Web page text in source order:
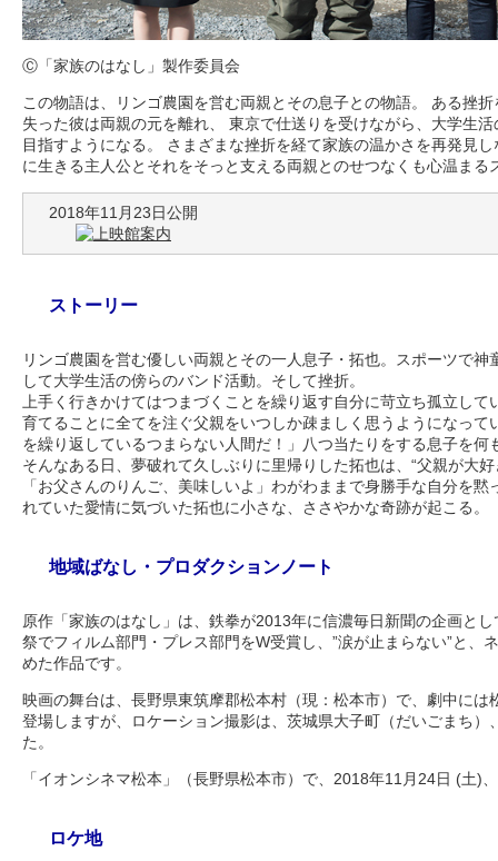
権・リンク｜ 映画のなかの建築｜ おいしい
Ⓒ「家族のはなし」製作委員会
この物語は、リンゴ農園を営む両親とその息子との物語。 ある挫
失った彼は両親の元を離れ、 東京で仕送りを受けながら、大学生
目指すようになる。 さまざまな挫折を経て家族の温かさを再発見
に生きる主人公とそれをそっと支える両親とのせつなくも心温まる
2018年11月23日公開
ストーリー
リンゴ農園を営む優しい両親とその一人息子・拓也。スポーツで
して大学生活の傍らのバンド活動。そして挫折。
上手く行きかけてはつまづくことを繰り返す自分に苛立ち孤立し
育てることに全てを注ぐ父親をいつしか疎ましく思うようになって
を繰り返しているつまらない人間だ！」八つ当たりをする息子を何
そんなある日、夢破れて久しぶりに里帰りした拓也は、“父親が大
「お父さんのりんご、美味しいよ」わがわままで身勝手な自分を
れていた愛情に気づいた拓也に小さな、ささやかな奇跡が起こる。
地域ばなし・プロダクションノート
原作「家族のはなし」は、鉄拳が2013年に信濃毎日新聞の企画と
祭でフィルム部門・プレス部門をW受賞し、”涙が止まらない”と、
めた作品です。
映画の舞台は、長野県東筑摩郡松本村（現：松本市）で、劇中には
登場しますが、ロケーション撮影は、茨城県大子町（だいごまち）
た。
「イオンシネマ松本」（長野県松本市）で、2018年11月24日 (土)
ロケ地